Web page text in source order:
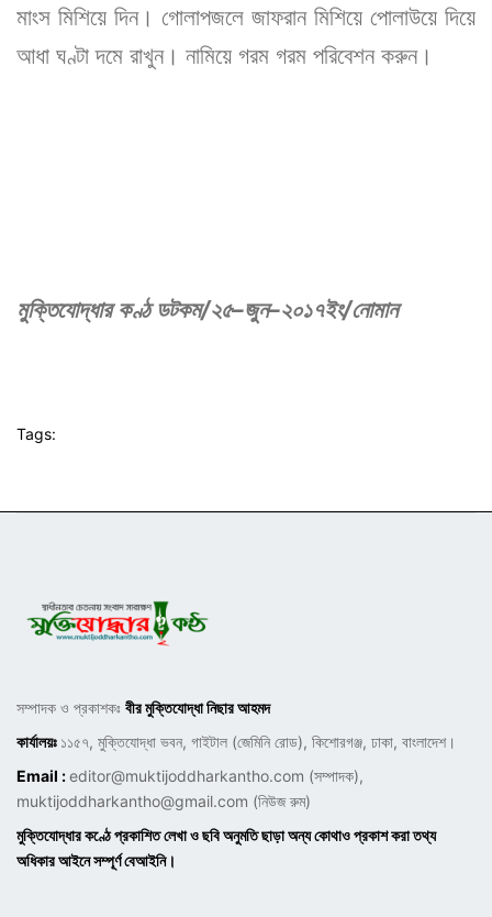
মাংস মিশিয়ে দিন। গোলাপজলে জাফরান মিশিয়ে পোলাউয়ে দিয়ে
আধা ঘণ্টা দমে রাখুন। নামিয়ে গরম গরম পরিবেশন করুন।
মুক্তিযোদ্ধার কণ্ঠ ডটকম/২৫–জুন–২০১৭ইং/নোমান
Tags:
সম্পাদক ও প্রকাশকঃ বীর মুক্তিযোদ্ধা নিছার আহমদ
কার্যালয়ঃ ১১৫৭, মুক্তিযোদ্ধা ভবন, গাইটাল (জেমিনি রোড), কিশোরগঞ্জ, ঢাকা, বাংলাদেশ।
Email :editor@muktijoddharkantho.com (সম্পাদক),
muktijoddharkantho@gmail.com (নিউজ রুম)
মুক্তিযোদ্ধার কণ্ঠে প্রকাশিত লেখা ও ছবি অনুমতি ছাড়া অন্য কোথাও প্রকাশ করা তথ্য
অধিকার আইনে সম্পূর্ণ বেআইনি।